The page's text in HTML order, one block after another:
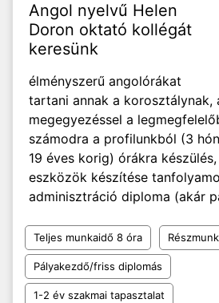
Angol nyelvű Helen
Doron oktató kollégát
keresünk
élményszerű angolórákat
tartani annak a korosztálynak,
megegyezéssel a
számodra a profilunkból (3
19 éves korig) órákra
eszközök készítése
adminisztráció diploma (akár
Teljes munkaidő 8 óra
Pályakezdő/friss diplomás
1-2 év szakmai tapasztalat